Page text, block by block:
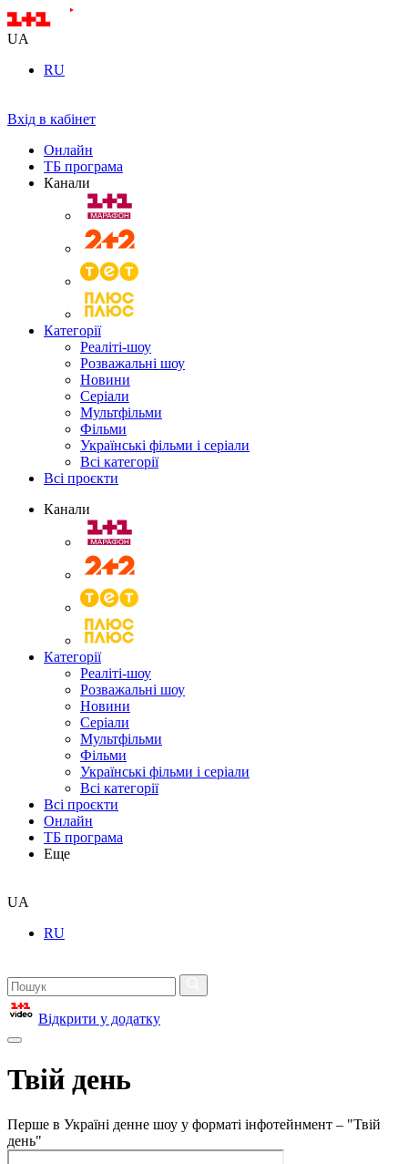
UA
RU
Вхід в кабінет
Онлайн
ТБ програма
Канали
Категорії
Реаліті-шоу
Розважальні шоу
Новини
Серіали
Мультфільми
Фільми
Українські фільми і серіали
Всі категорії
Всі проєкти
Канали
Категорії
Реаліті-шоу
Розважальні шоу
Новини
Серіали
Мультфільми
Фільми
Українські фільми і серіали
Всі категорії
Всі проєкти
Онлайн
ТБ програма
Еще
UA
RU
Відкрити у додатку
Твій день
Перше в Україні денне шоу у форматі інфотейнмент – "Твій
день"